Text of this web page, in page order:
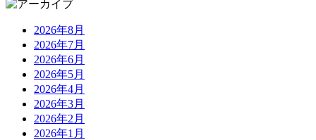
2026年8月
2026年7月
2026年6月
2026年5月
2026年4月
2026年3月
2026年2月
2026年1月